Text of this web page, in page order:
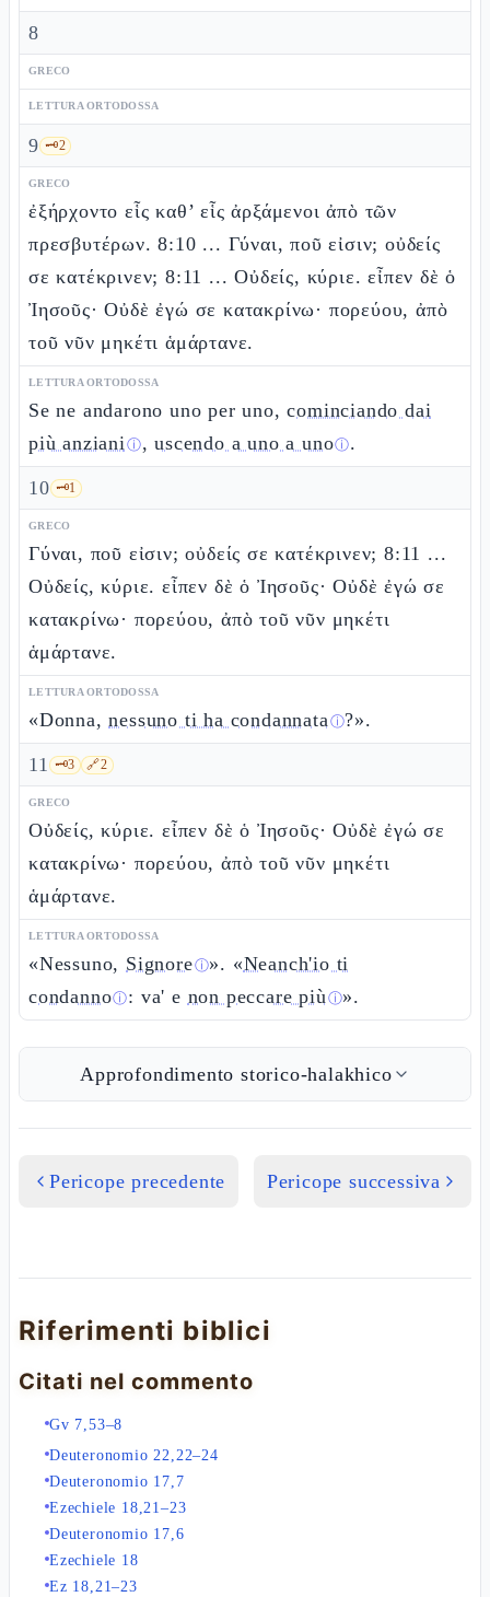
8
GRECO
LETTURA ORTODOSSA
9 🗝️2
GRECO
ἐξήρχοντο εἷς καθ’ εἷς ἀρξάμενοι ἀπὸ τῶν
πρεσβυτέρων. 8:10 ... Γύναι, ποῦ εἰσιν; οὐδείς
σε κατέκρινεν; 8:11 ... Οὐδείς, κύριε. εἶπεν δὲ ὁ
Ἰησοῦς· Οὐδὲ ἐγώ σε κατακρίνω· πορεύου, ἀπὸ
τοῦ νῦν μηκέτι ἁμάρτανε.
LETTURA ORTODOSSA
Se ne andarono uno per uno,cominciando dai
più anzianiⓘ,uscendo a uno a unoⓘ.
10 🗝️1
GRECO
Γύναι, ποῦ εἰσιν; οὐδείς σε κατέκρινεν; 8:11 ...
Οὐδείς, κύριε. εἶπεν δὲ ὁ Ἰησοῦς· Οὐδὲ ἐγώ σε
κατακρίνω· πορεύου, ἀπὸ τοῦ νῦν μηκέτι
ἁμάρτανε.
LETTURA ORTODOSSA
«Donna,nessuno ti ha condannataⓘ?».
11 🗝️3 🔗2
GRECO
Οὐδείς, κύριε. εἶπεν δὲ ὁ Ἰησοῦς· Οὐδὲ ἐγώ σε
κατακρίνω· πορεύου, ἀπὸ τοῦ νῦν μηκέτι
ἁμάρτανε.
LETTURA ORTODOSSA
«Nessuno, Signoreⓘ». «Neanch'io ti
condannoⓘ: va' e non peccare piùⓘ».
Approfondimento storico-halakhico
Pericope precedente Pericope successiva
Riferimenti biblici
Citati nel commento
Gv 7,53–8
Deuteronomio 22,22–24
Deuteronomio 17,7
Ezechiele 18,21–23
Deuteronomio 17,6
Ezechiele 18
Ez 18,21–23